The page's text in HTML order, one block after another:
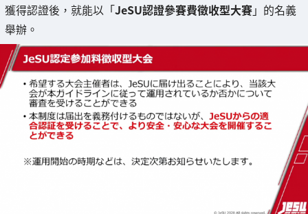
獲得認證後，就能以「JeSU認證參賽費徵收型大賽」的名義
舉辦。